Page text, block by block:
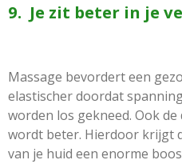
9. Je zit beter in je
Massage bevordert een
elastischer doordat
worden los gekneed. Ook
wordt beter. Hierdoor krijgt
van je huid een enorme